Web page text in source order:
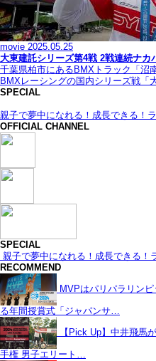
movie 2025.05.25
大東建託シリーズ第4戦 2戦連続ナ
千葉県柏市にあるBMXトラック「沼
BMXレーシングの国内シリーズ戦「
SPECIAL
親子で夢中になれる！成長できる！
OFFICIAL CHANNEL
SPECIAL
親子で夢中になれる！成長できる！
RECOMMEND
MVPはパリパラリン
る年間授賞式「ジャパンサ…
【Pick Up】中井飛馬
手権 男子エリート…